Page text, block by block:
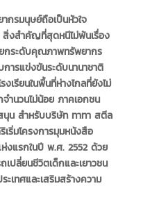
กรมนุษย์ถือเป็นหัวใจ
สิ่งสำคัญที่สุดหนีไม่พ้นเรื่อง
ยกระดับคุณภาพทรัพยากร
ารแข่งขันระดับนานาชาติ
งเรียนในพื้นที่ห่างไกลที่ยังไม่
ำนวนไม่น้อย ภาคเอกชน
นุน สำหรับบริษัท ทาทา สตีล
เริ่มโครงการมุมหนังสือ
แรกในปี พ.ศ. 2552 ด้วย
เปลี่ยนชีวิตเด็กและเยาวชน
เทศและเสริมสร้างความ